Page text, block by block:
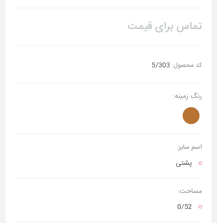
تماس برای قیمت
کد محصول: 5/303
رنگ زمینه:
اسم سایز:
پشتی
مساحت:
0/52